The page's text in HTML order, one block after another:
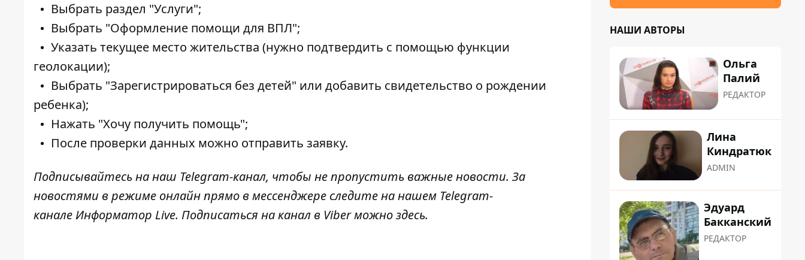
Выбрать раздел "Услуги";
Выбрать "Оформление помощи для ВПЛ";
Указать текущее место жительства (нужно подтвердить с помощью функции
геолокации);
Выбрать "Зарегистрироваться без детей" или добавить свидетельство о рождении
ребенка);
Нажать "Хочу получить помощь";
После проверки данных можно отправить заявку.
Подписывайтесь на наш Telegram-канал, чтобы не пропустить важные новости. За
новостями в режиме онлайн прямо в мессенджере следите на нашем Telegram-
канале Информатор Live. Подписаться на канал в Viber можноздесь.
НАШИ АВТОРЫ
Ольга
Палий
РЕДАКТОР
Лина
Киндратюк
ADMIN
Эдуард
Бакканский
РЕДАКТОР